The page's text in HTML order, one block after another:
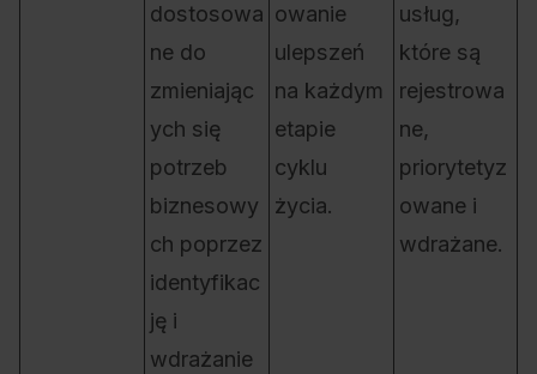
dostosowa
ne do
zmieniając
ych się
potrzeb
biznesowy
ch poprzez
identyfikac
ję i
wdrażanie
owanie
ulepszeń
na każdym
etapie
cyklu
życia.
usług,
które są
rejestrowa
ne,
priorytetyz
owane i
wdrażane.